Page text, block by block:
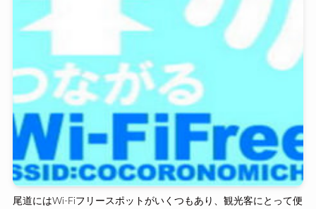
尾道にはWi-Fiフリースポットがいくつもあり、観光客にとって便